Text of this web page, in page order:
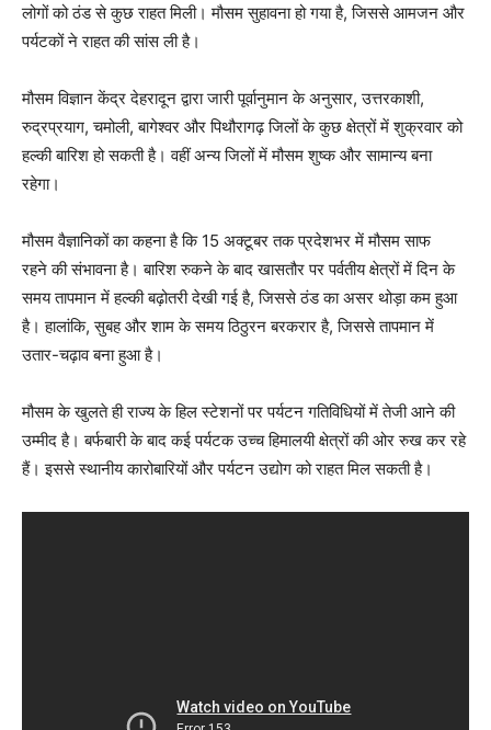
लोगों को ठंड से कुछ राहत मिली। मौसम सुहावना हो गया है, जिससे आमजन और
पर्यटकों ने राहत की सांस ली है।
मौसम विज्ञान केंद्र देहरादून द्वारा जारी पूर्वानुमान के अनुसार, उत्तरकाशी,
रुद्रप्रयाग, चमोली, बागेश्वर और पिथौरागढ़ जिलों के कुछ क्षेत्रों में शुक्रवार को
हल्की बारिश हो सकती है। वहीं अन्य जिलों में मौसम शुष्क और सामान्य बना
रहेगा।
मौसम वैज्ञानिकों का कहना है कि 15 अक्टूबर तक प्रदेशभर में मौसम साफ
रहने की संभावना है। बारिश रुकने के बाद खासतौर पर पर्वतीय क्षेत्रों में दिन के
समय तापमान में हल्की बढ़ोतरी देखी गई है, जिससे ठंड का असर थोड़ा कम हुआ
है। हालांकि, सुबह और शाम के समय ठिठुरन बरकरार है, जिससे तापमान में
उतार-चढ़ाव बना हुआ है।
मौसम के खुलते ही राज्य के हिल स्टेशनों पर पर्यटन गतिविधियों में तेजी आने की
उम्मीद है। बर्फबारी के बाद कई पर्यटक उच्च हिमालयी क्षेत्रों की ओर रुख कर रहे
हैं। इससे स्थानीय कारोबारियों और पर्यटन उद्योग को राहत मिल सकती है।